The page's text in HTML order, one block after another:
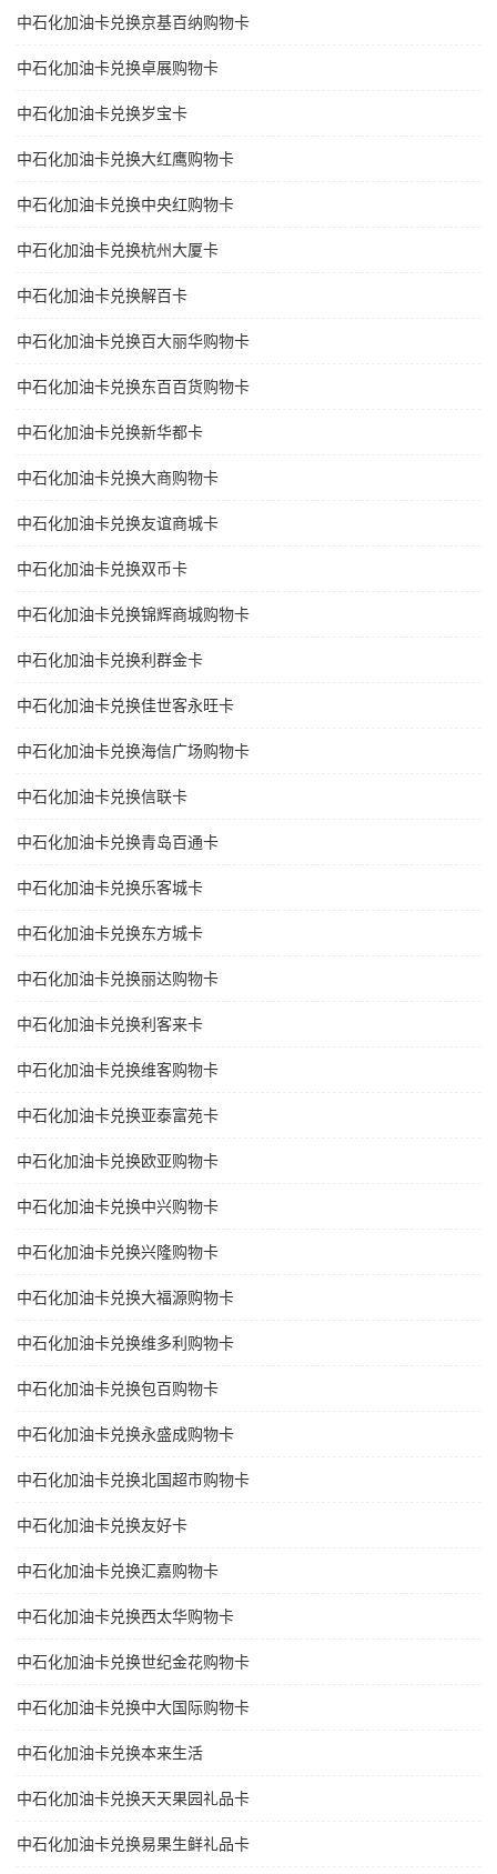
中石化加油卡兑换京基百纳购物卡
中石化加油卡兑换卓展购物卡
中石化加油卡兑换岁宝卡
中石化加油卡兑换大红鹰购物卡
中石化加油卡兑换中央红购物卡
中石化加油卡兑换杭州大厦卡
中石化加油卡兑换解百卡
中石化加油卡兑换百大丽华购物卡
中石化加油卡兑换东百百货购物卡
中石化加油卡兑换新华都卡
中石化加油卡兑换大商购物卡
中石化加油卡兑换友谊商城卡
中石化加油卡兑换双币卡
中石化加油卡兑换锦辉商城购物卡
中石化加油卡兑换利群金卡
中石化加油卡兑换佳世客永旺卡
中石化加油卡兑换海信广场购物卡
中石化加油卡兑换信联卡
中石化加油卡兑换青岛百通卡
中石化加油卡兑换乐客城卡
中石化加油卡兑换东方城卡
中石化加油卡兑换丽达购物卡
中石化加油卡兑换利客来卡
中石化加油卡兑换维客购物卡
中石化加油卡兑换亚泰富苑卡
中石化加油卡兑换欧亚购物卡
中石化加油卡兑换中兴购物卡
中石化加油卡兑换兴隆购物卡
中石化加油卡兑换大福源购物卡
中石化加油卡兑换维多利购物卡
中石化加油卡兑换包百购物卡
中石化加油卡兑换永盛成购物卡
中石化加油卡兑换北国超市购物卡
中石化加油卡兑换友好卡
中石化加油卡兑换汇嘉购物卡
中石化加油卡兑换西太华购物卡
中石化加油卡兑换世纪金花购物卡
中石化加油卡兑换中大国际购物卡
中石化加油卡兑换本来生活
中石化加油卡兑换天天果园礼品卡
中石化加油卡兑换易果生鲜礼品卡